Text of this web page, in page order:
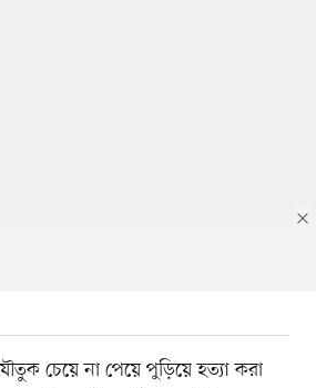
চেয়ে না পেয়ে পুড়িয়ে হত্যা করা